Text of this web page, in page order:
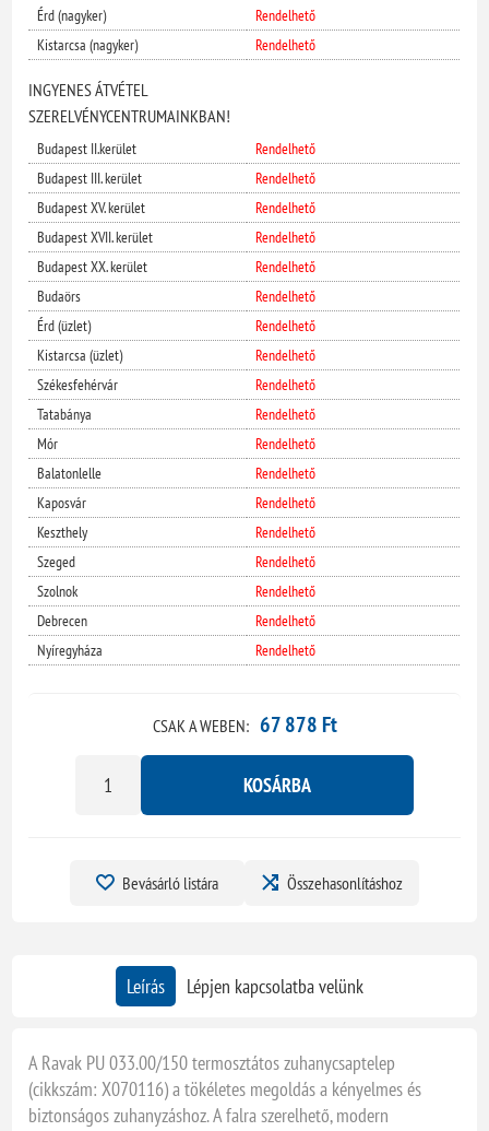
Érd (nagyker)
Rendelhető
Kistarcsa (nagyker)
Rendelhető
INGYENES ÁTVÉTEL
SZERELVÉNYCENTRUMAINKBAN!
Budapest II.kerület
Rendelhető
Budapest III. kerület
Rendelhető
Budapest XV. kerület
Rendelhető
Budapest XVII. kerület
Rendelhető
Budapest XX. kerület
Rendelhető
Budaörs
Rendelhető
Érd (üzlet)
Rendelhető
Kistarcsa (üzlet)
Rendelhető
Székesfehérvár
Rendelhető
Tatabánya
Rendelhető
Mór
Rendelhető
Balatonlelle
Rendelhető
Kaposvár
Rendelhető
Keszthely
Rendelhető
Szeged
Rendelhető
Szolnok
Rendelhető
Debrecen
Rendelhető
Nyíregyháza
Rendelhető
CSAK A WEBEN: 67 878 Ft
KOSÁRBA
Bevásárló listára Összehasonlításhoz
Leírás Lépjen kapcsolatba velünk
A Ravak PU 033.00/150 termosztátos zuhanycsaptelep
(cikkszám: X070116) a tökéletes megoldás a kényelmes és
biztonságos zuhanyzáshoz. A falra szerelhető, modern